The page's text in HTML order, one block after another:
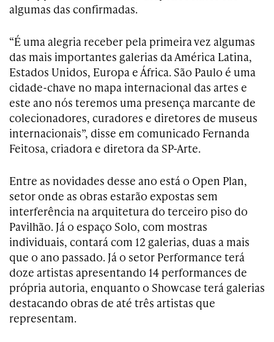
algumas das confirmadas.
“É uma alegria receber pela primeira vez algumas
das mais importantes galerias da América Latina,
Estados Unidos, Europa e África. São Paulo é uma
cidade-chave no mapa internacional das artes e
este ano nós teremos uma presença marcante de
colecionadores, curadores e diretores de museus
internacionais”, disse em comunicado Fernanda
Feitosa, criadora e diretora da SP-Arte.
Entre as novidades desse ano está o Open Plan,
setor onde as obras estarão expostas sem
interferência na arquitetura do terceiro piso do
Pavilhão. Já o espaço Solo, com mostras
individuais, contará com 12 galerias, duas a mais
que o ano passado. Já o setor Performance terá
doze artistas apresentando 14 performances de
própria autoria, enquanto o Showcase terá galerias
destacando obras de até três artistas que
representam.